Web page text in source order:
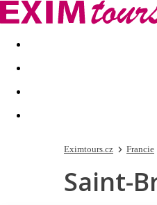
Akční nabídky Last minute
Eximtours.cz Francie
Saint-